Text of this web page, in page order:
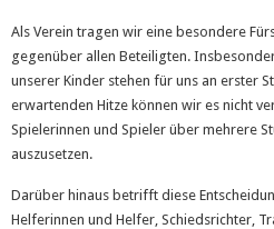
Als Verein tragen wir eine besondere
gegenüber allen Beteiligten.
unserer Kinder stehen für uns an erster
erwartenden Hitze können wir es nicht
Spielerinnen und Spieler über mehrere
auszusetzen.
Darüber hinaus betrifft diese
Helferinnen und Helfer, Schiedsrichter,